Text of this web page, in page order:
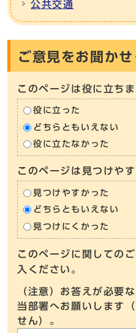
公共交通
ご意見をお聞か
このページは役に立ちま
役に立った
どちらともいえない
役に立たなかった
このページは見つけや
見つけやすかった
どちらともいえない
見つけにくかった
このページに関しての
入ください。
（注意）お答えが必要
当部署へお願いします
せん）。